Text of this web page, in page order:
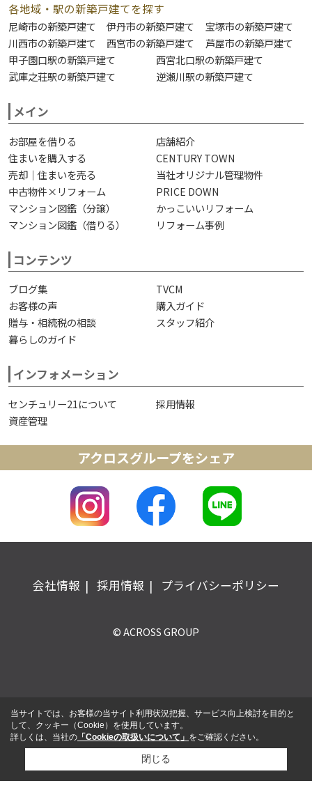
各地域・駅の新築戸建てを探す
尼崎市の新築戸建て 伊丹市の新築戸建て
宝塚市の新築戸建て
川西市の新築戸建て
西宮市の新築戸建て
芦屋市の新築戸建て
甲子園口駅の新築戸建て
西宮北口駅の新築戸建て
武庫之荘駅の新築戸建て
逆瀬川駅の新築戸建て
メイン
お部屋を借りる
店舗紹介
住まいを購入する
CENTURY TOWN
売却｜住まいを売る
当社オリジナル管理物件
中古物件×リフォーム
PRICE DOWN
マンション図鑑（分譲）
かっこいいリフォーム
マンション図鑑（借りる）
リフォーム事例
コンテンツ
ブログ集
TVCM
お客様の声
購入ガイド
贈与・相続税の相談
スタッフ紹介
暮らしのガイド
インフォメーション
センチュリー21について
採用情報
資産管理
アクロスグループをシェア
会社情報 採用情報 プライバシーポリシー
© ACROSS GROUP
当サイトでは、お客様の当サイト利用状況把握、サービス向上検討を目的と
して、クッキー（Cookie）を使用しています。
詳しくは、当社の 「Cookieの取扱いについて」 をご確認ください。
閉じる